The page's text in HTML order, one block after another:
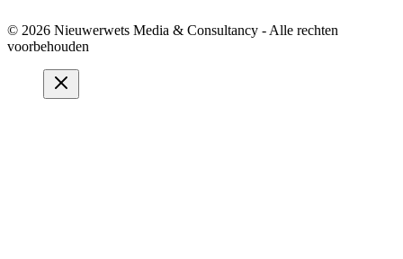
© 2026 Nieuwerwets Media & Consultancy - Alle rechten
voorbehouden